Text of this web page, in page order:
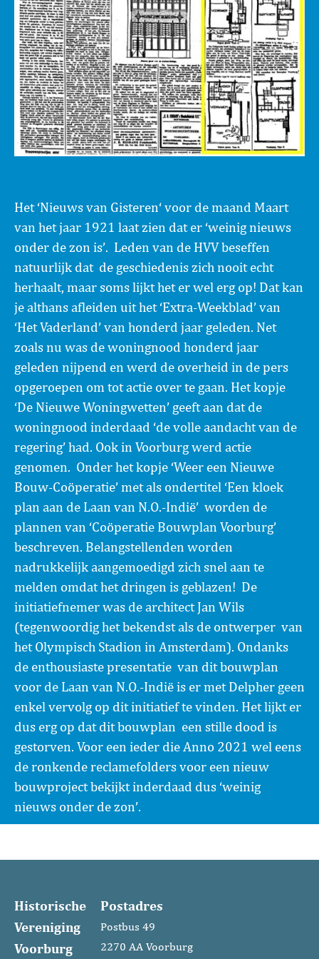
Het ‘Nieuws van Gisteren‘ voor de maand Maart
van het jaar 1921 laat zien dat er ‘weinig nieuws
onder de zon is’. Leden van de HVV beseffen
natuurlijk dat de geschiedenis zich nooit echt
herhaalt, maar soms lijkt het er wel erg op! Dat kan
je althans afleiden uit het ‘Extra-Weekblad’ van
‘Het Vaderland’ van honderd jaar geleden. Net
zoals nu was de woningnood honderd jaar
geleden nijpend en werd de overheid in de pers
opgeroepen om tot actie over te gaan. Het kopje
‘De Nieuwe Woningwetten’ geeft aan dat de
woningnood inderdaad ‘de volle aandacht van de
regering’ had. Ook in Voorburg werd actie
genomen. Onder het kopje ‘Weer een Nieuwe
Bouw-Coöperatie’ met als ondertitel ‘Een kloek
plan aan de Laan van N.O.-Indië’ worden de
plannen van ‘Coöperatie Bouwplan Voorburg’
beschreven. Belangstellenden worden
nadrukkelijk aangemoedigd zich snel aan te
melden omdat het dringen is geblazen! De
initiatiefnemer was de architect Jan Wils
(tegenwoordig het bekendst als de ontwerper van
het Olympisch Stadion in Amsterdam). Ondanks
de enthousiaste presentatie van dit bouwplan
voor de Laan van N.O.-Indië is er met Delpher geen
enkel vervolg op dit initiatief te vinden. Het lijkt er
dus erg op dat dit bouwplan een stille dood is
gestorven. Voor een ieder die Anno 2021 wel eens
de ronkende reclamefolders voor een nieuw
bouwproject bekijkt inderdaad dus ‘weinig
nieuws onder de zon’.
Historische
Vereniging
Voorburg
Postadres
Postbus 49
2270 AA Voorburg